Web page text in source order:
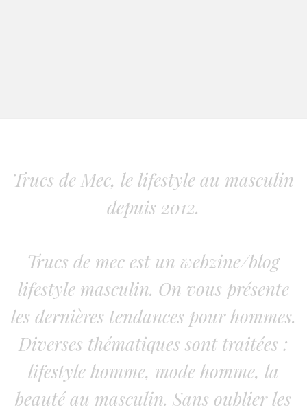
Trucs de Mec, le lifestyle au masculin
depuis 2012.
Trucs de mec est un webzine/blog
lifestyle masculin. On vous présente
les dernières tendances pour hommes.
Diverses thématiques sont traitées :
lifestyle homme, mode homme, la
beauté au masculin. Sans oublier les